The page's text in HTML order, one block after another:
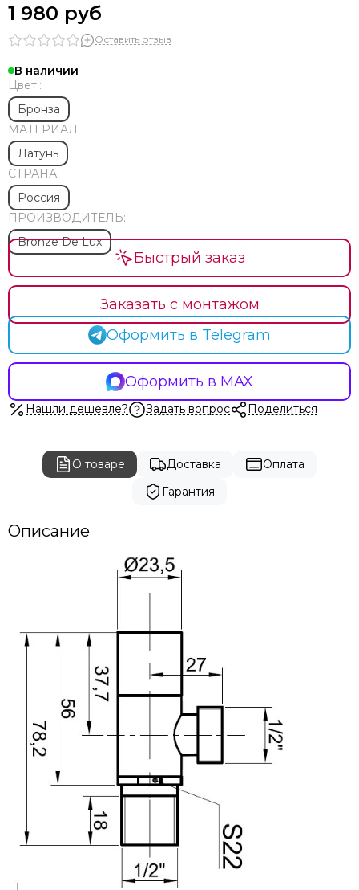
1 980 руб
Оставить отзыв
В наличии
Цвет.:
Бронза
МАТЕРИАЛ:
Латунь
СТРАНА:
Россия
ПРОИЗВОДИТЕЛЬ:
Bronze De Lux
Быстрый заказ
Заказать с монтажом
Оформить в Telegram
Оформить в MAX
Нашли дешевле? Задать вопрос Поделиться
О товаре Доставка
Оплата
Гарантия
Описание